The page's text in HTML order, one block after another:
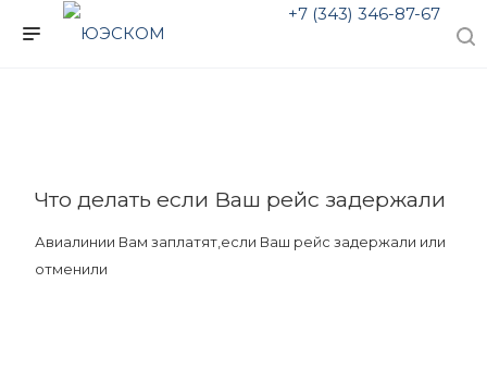
+7 (343) 346-87-67
Что делать если Ваш рейс задержали
Авиалинии Вам заплатят,если Ваш рейс задержали или
отменили